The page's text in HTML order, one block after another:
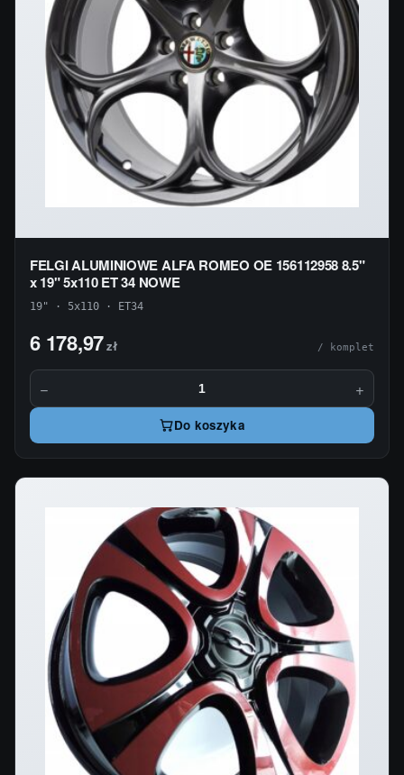
FELGI ALUMINIOWE ALFA ROMEO OE 156112958 8.5"
x 19" 5x110 ET 34 NOWE
19" · 5x110 · ET34
6 178,97zł / komplet
− +
Do koszyka